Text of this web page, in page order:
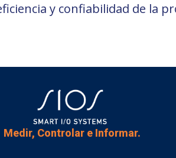
y confiabilidad de la
Medir, Controlar e Informar.